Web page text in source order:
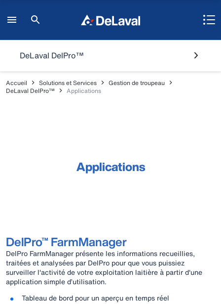
DeLaval DelPro™
Accueil Solutions et Services
Gestion de troupeau
DeLaval DelPro™
Applications
Applications
DelPro™ FarmManager
DelPro FarmManager présente les informations recueillies,
traitées et analysées par DelPro pour que vous puissiez
surveiller l'activité de votre exploitation laitière à partir d'une
application simple d’utilisation.
Tableau de bord pour un aperçu en temps réel